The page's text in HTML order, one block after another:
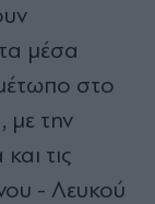
µέσα
στο
µε την
τις
- Λευκού